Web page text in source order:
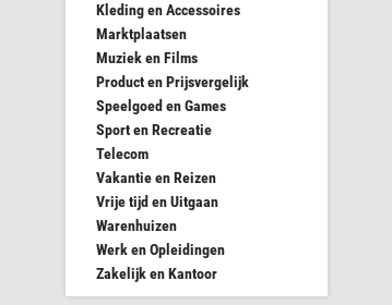
Kleding en Accessoires
Marktplaatsen
Muziek en Films
Product en Prijsvergelijk
Speelgoed en Games
Sport en Recreatie
Telecom
Vakantie en Reizen
Vrije tijd en Uitgaan
Warenhuizen
Werk en Opleidingen
Zakelijk en Kantoor